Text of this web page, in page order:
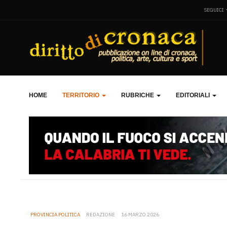
SEGUICI
HOME TERRITORIO RUBRICHE EDITORIALI
PROVINCIA POLITICA REDAZIONE 16 MARZO 2026